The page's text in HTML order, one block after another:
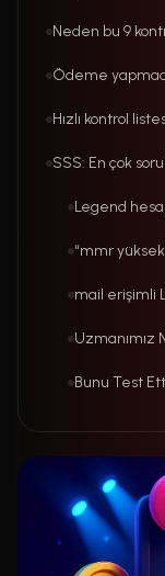
Neden bu 9
Ödeme
Hızlı kontrol
SSS: En çok
Legend
“mmr yüksek
mail erişimli
Uzmanımız
Bunu Test